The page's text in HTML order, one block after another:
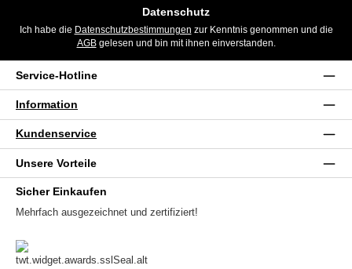
Datenschutz
Ich habe die Datenschutzbestimmungen
AGBgelesen und bin mit ihnen einverstanden.
Service-Hotline
Information
Kundenservice
Unsere Vorteile
Sicher Einkaufen
Mehrfach ausgezeichnet und zertifiziert!